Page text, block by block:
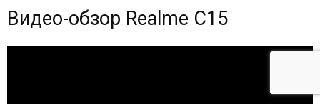
Видео-обзор Realme C15